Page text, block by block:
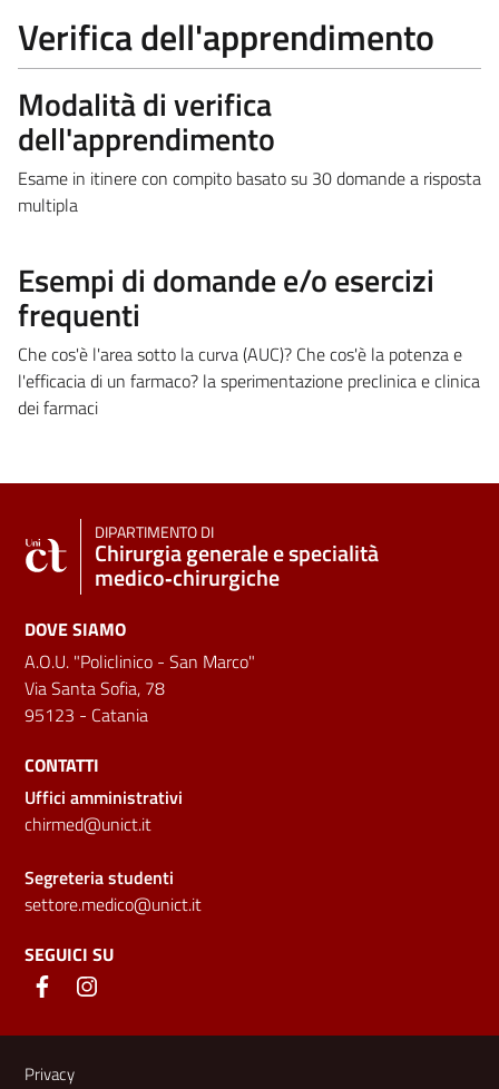
Verifica dell'apprendimento
Modalità di verifica
dell'apprendimento
Esame in itinere con compito basato su 30 domande a risposta
multipla
Esempi di domande e/o esercizi
frequenti
Che cos'è l'area sotto la curva (AUC)? Che cos'è la potenza e
l'efficacia di un farmaco? la sperimentazione preclinica e clinica
dei farmaci
DIPARTIMENTO DI
Chirurgia generale e specialità
medico‑chirurgiche
DOVE SIAMO
A.O.U. "Policlinico - San Marco"
Via Santa Sofia, 78
95123 - Catania
CONTATTI
Uffici amministrativi
chirmed@unict.it
Segreteria studenti
settore.medico@unict.it
SEGUICI SU
Link e informazioni utili
Privacy